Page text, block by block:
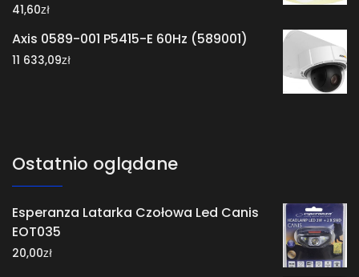
41,60zł
Axis 0589-001 P5415-E 60Hz (589001)
11 633,09zł
Ostatnio oglądane
Esperanza Latarka Czołowa Led Canis
EOT035
20,00zł